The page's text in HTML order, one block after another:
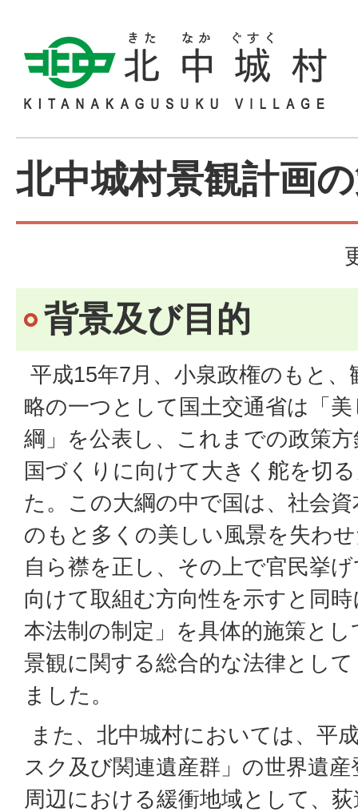
北中城村景観計画
背景及び目的
平成15年7月、小泉政権のもと
略の一つとして国土交通省は「
綱」を公表し、これまでの政策
国づくりに向けて大きく舵を切
た。この大綱の中で国は、社会
のもと多くの美しい風景を失わ
自ら襟を正し、その上で官民挙
向けて取組む方向性を示すと同
本法制の制定」を具体的施策と
景観に関する総合的な法律とし
ました。
また、北中城村においては、平
スク及び関連遺産群」の世界遺
周辺における緩衝地域として、